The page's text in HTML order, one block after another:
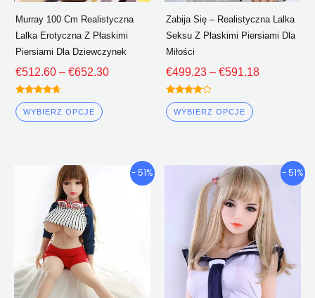
Murray 100 Cm Realistyczna
Lalka Erotyczna Z Płaskimi
Piersiami Dla Dziewczynek
€512.60 – €652.30
Oceniono
4.50
z 5
WYBIERZ OPCJE
produktu
Zabija Się – Realistyczna Lalka
Seksu Z Płaskimi Piersiami Dla
Miłości
€499.23 – €591.18
Oceniono
4.00
z 5
WYBIERZ OPCJE
produktu
- 51%
Przedział
cenowy:
Opcje
można
- 51%
Przedział
cenowy:
€419.96
Poprzez
€541.80
Ten
produkt
ma
wiele
wariantów.
Opcje
można